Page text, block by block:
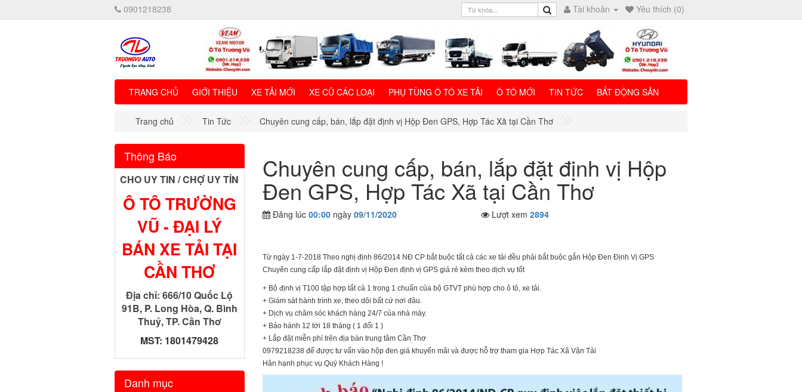
0901218238 Yêu thích (0)
Tài khoản
TRANG CHỦ GIỚI THIỆU XE TẢI MỚI XE CŨ CÁC LOẠI PHỤ TÙNG Ô TÔ XE TẢI Ô TÔ MỚI TIN TỨC BẤT ĐỘNG SẢN
Trang chủ Tin Tức Chuyên cung cấp, bán, lắp đặt định vị Hộp Đen GPS, Hợp Tác Xã tại Cần Thơ
Thông Báo
CHO UY TIN / CHỢ UY TÍN
Ô TÔ TRƯỜNG
VŨ - ĐẠI LÝ
BÁN XE TẢI TẠI
CẦN THƠ
Địa chỉ: 666/10 Quốc Lộ
91B, P. Long Hòa, Q. Bình
Thuỷ, TP. Cần Thơ
MST: 1801479428
Danh mục
Chuyên cung cấp, bán, lắp đặt định vị Hộp
Đen GPS, Hợp Tác Xã tại Cần Thơ
Đăng lúc 00:00ngày 09/11/2020 Lượt xem2894
Từ ngày 1-7-2018 Theo nghị định 86/2014 NĐ CP bắt buộc tất cả các xe tải đều phải bắt buộc gắn Hộp Đen Định Vị GPS
Chuyên cung cấp lắp đặt định vị Hộp Đen định vị GPS giá rẻ kèm theo dịch vụ tốt
+ Bộ định vị T100 tập hợp tất cả 1 trong 1 chuẩn của bộ GTVT phù hợp cho ô tô, xe tải.
+ Giám sát hành trình xe, theo dõi bất cứ nơi đâu.
+ Dịch vụ chăm sóc khách hàng 24/7 của nhà máy.
+ Bảo hành 12 tới 18 tháng ( 1 đổi 1 )
+ Lắp đặt miễn phí trên địa bàn trung tâm Cần Thơ
0979218238 để được tư vấn vào hộp đen giá khuyến mãi và được hỗ trợ tham gia Hợp Tác Xã Vận Tải
Hân hạnh phục vụ Quý Khách Hàng !